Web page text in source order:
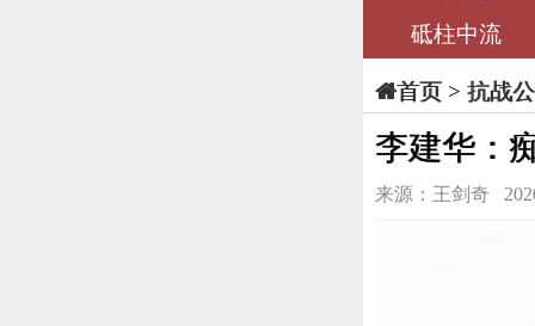
砥柱中流
首页> 抗战
李建华：
来源：王剑奇